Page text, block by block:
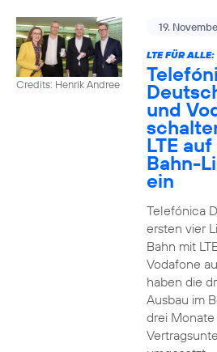
Credits: Henrik Andree
19.
LTE FÜR ALLE:
und
LTE
Bahn-
ein
Telefónica
ersten vier
Bahn mit
Vodafone
haben die
Ausbau im
drei